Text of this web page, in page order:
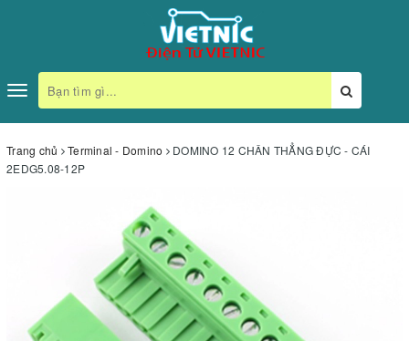
Toggle
navigation
Trang chủ Terminal - Domino
DOMINO 12 CHÂN THẲNG ĐỰC - CÁI
2EDG5.08-12P